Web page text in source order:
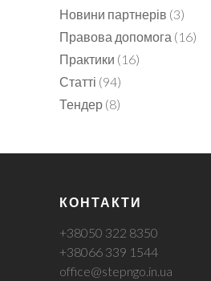
Новини партнерів (3)
Правова допомога (16)
Практики (16)
Статті (94)
Тендер (8)
КОНТАКТИ
+38050 322 8350
+38066 339 1544
office@stepngo.in.ua